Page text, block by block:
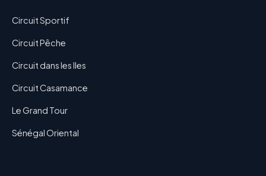
Circuit Sportif
Circuit Pêche
Circuit dans les Iles
Circuit Casamance
Le Grand Tour
Sénégal Oriental